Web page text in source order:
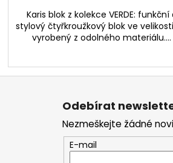
Karis blok z kolekce VERDE: funkční
stylový čtyřkroužkový blok ve
vyrobený z odolného materiálu....
Z
Odebírat
Nezmeškejte žádné
E-mail